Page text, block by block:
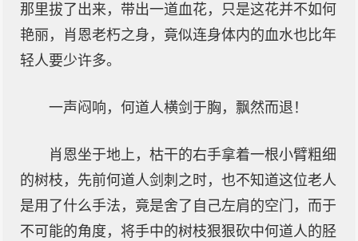
那里拔了出来，带出一道血花，只是这花并不如何
艳丽，肖恩老朽之身，竟似连身体内的血水也比年
轻人要少许多。
一声闷响，何道人横剑于胸，飘然而退！
肖恩坐于地上，枯干的右手拿着一根小臂粗细
的树枝，先前何道人剑刺之时，也不知道这位老人
是用了什么手法，竟是舍了自己左肩的空门，而于
不可能的角度，将手中的树枝狠狠砍中何道人的胫